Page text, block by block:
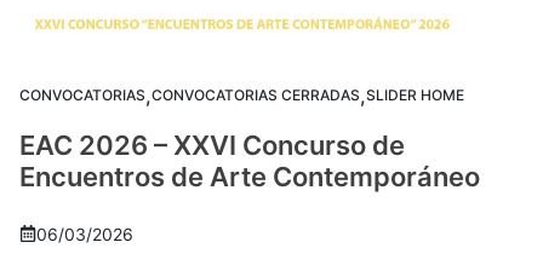
CONVOCATORIAS,CONVOCATORIAS CERRADAS,SLIDER HOME
EAC 2026 – XXVI Concurso de
Encuentros de Arte Contemporáneo
06/03/2026